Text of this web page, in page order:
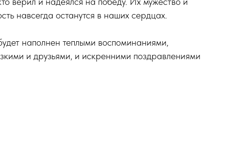
навсегда останутся в наших сердцах.
наполнен теплыми воспоминаниями,
и друзьями, и искренними поздравлениями